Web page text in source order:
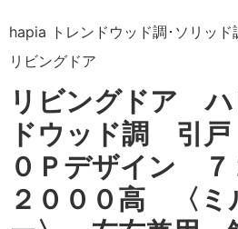
hapia トレンドウッド調･ソリッ
リビングドア
リビングドア ハ
ドウッド調 引
０Ｐデザイン
２０００高 〈ミ